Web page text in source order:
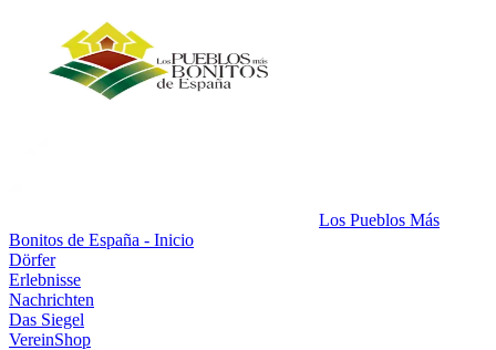
Los Pueblos Más
Bonitos de España - Inicio
Dörfer
Erlebnisse
Nachrichten
Das Siegel
VereinShop